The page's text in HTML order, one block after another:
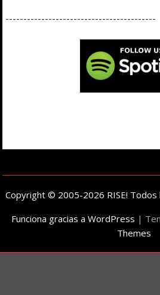
------------------------------------------
Copyright © 2005-2026 RISE!
Funciona gracias a WordPress |
Themes